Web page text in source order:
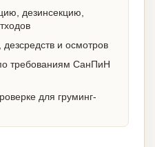
дезинсекцию,
и осмотров
требованиям СанПиН
для груминг-